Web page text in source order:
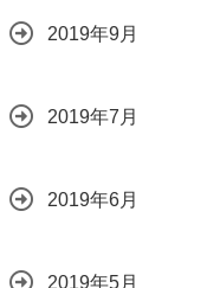
2019年9月
2019年7月
2019年6月
2019年5月